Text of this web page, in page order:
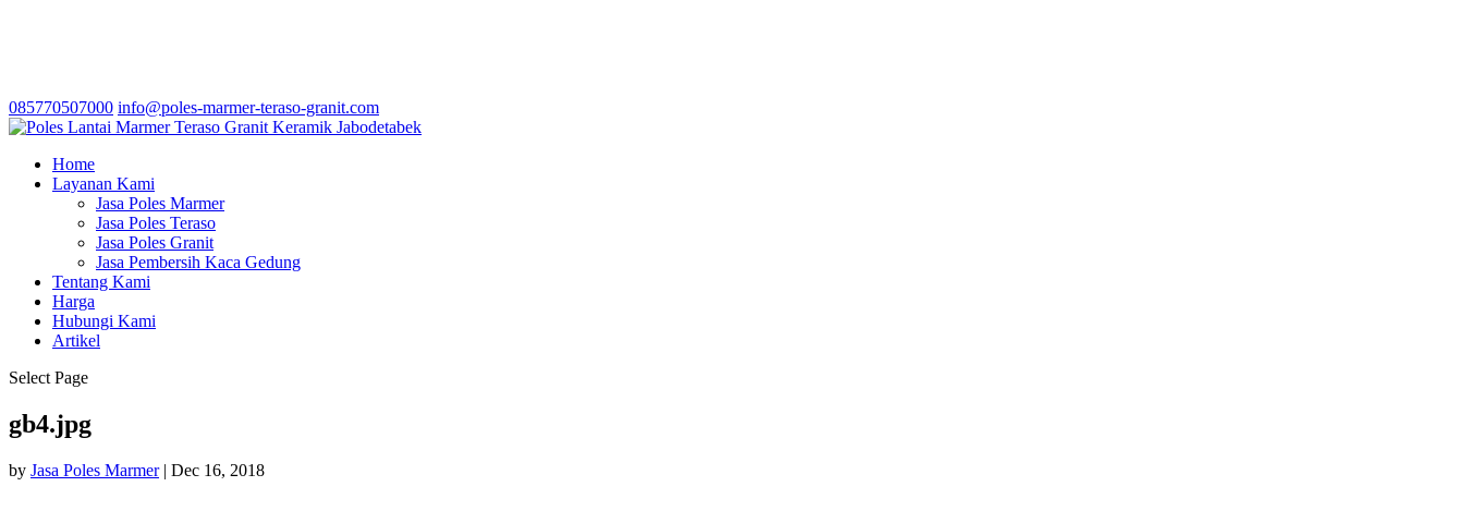
085770507000 info@poles-marmer-teraso-granit.com
Home
Layanan Kami
Jasa Poles Marmer
Jasa Poles Teraso
Jasa Poles Granit
Jasa Pembersih Kaca Gedung
Tentang Kami
Harga
Hubungi Kami
Artikel
Select Page
gb4.jpg
by Jasa Poles Marmer| Dec 16, 2018